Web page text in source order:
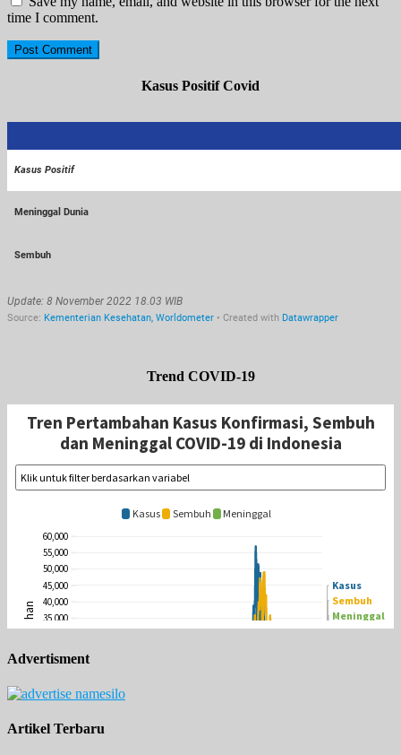
time I comment.
Kasus Positif Covid
Trend COVID-19
Advertisment
Artikel Terbaru